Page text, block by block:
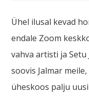
Ühel ilusal kevad
endale Zoom
vahva artisti ja
soovis Jalmar
üheskoos palju